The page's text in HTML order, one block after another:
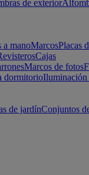
de exterior
a manoMarcosPlacas
Cajas
Marcos de fotos
dormitorioIluminación
de jardínConjuntos